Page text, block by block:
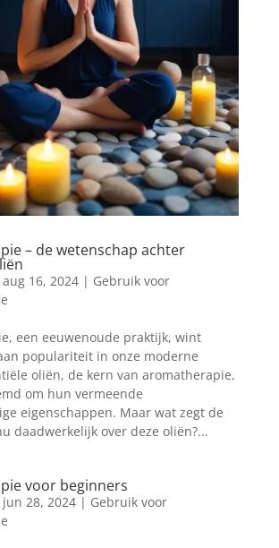
– de wetenschap achter
aug 16, 2024| Gebruik voor
een eeuwenoude praktijk, wint
populariteit in onze moderne
oliën, de kern van aromatherapie,
om hun vermeende
eigenschappen. Maar wat zegt de
daadwerkelijk over deze oliën?...
voor beginners
jun 28, 2024| Gebruik voor